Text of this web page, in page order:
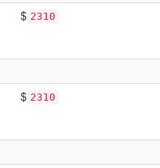
$ 2310
$ 2310